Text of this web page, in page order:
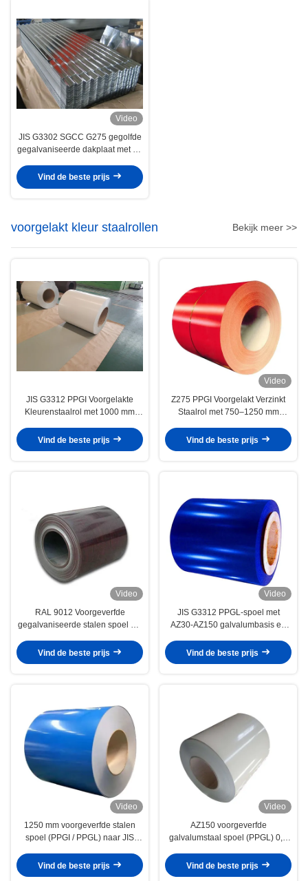
Video
JIS G3302 SGCC G275 gegolfde
gegalvaniseerde dakplaat met 76
wandtoepassingen
Vind de beste prijs
voorgelakt kleur staalrollen Bekijk meer >>
JIS G3312 PPGI Voorgelakte
Kleurenstaalrol met 1000 mm
voor Dakbedekking en
Constructiepanelen
Vind de beste prijs
Video
Z275 PPGI Voorgelakt Verzinkt
Staalrol met 750–1250 mm
Structurele Dakbedekking en
Beplating
Vind de beste prijs
Video
RAL 9012 Voorgeverfde
gegalvaniseerde stalen spoel 0,2
breedte voor dak-, bouw- en
apparatenpanelen
Vind de beste prijs
Video
JIS G3312 PPGL-spoel met
AZ30-AZ150 galvalumbasis en
dakbedekking en buitenste
panelen
Vind de beste prijs
Video
1250 mm voorgeverfde stalen
spoel (PPGI / PPGL) naar JIS
bouw- en huishoudelijke
apparatenpanelen
Vind de beste prijs
Video
AZ150 voorgeverfde
galvalumstaal spoel (PPGL) 0,2
breedte voor dak-, bouw- en
apparatenpanelen
Vind de beste prijs